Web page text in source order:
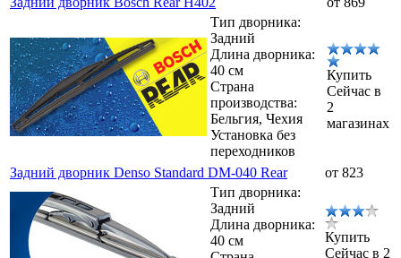
Тип дворника:
Задний
Длина дворника:
40 см
Страна
производства:
Бельгия, Чехия
Установка без
переходников
Купить
Сейчас в
2
магазинах
Задний дворник Denso Standard DM-040 Rear
от 823
Тип дворника:
Задний
Длина дворника:
40 см
Купить
Сейчас в 2